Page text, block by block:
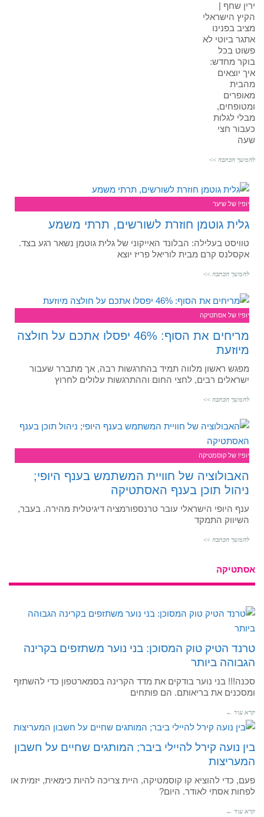
ירין שחף |
הקיץ הישראלי
מציב בפנינו
אתגר ביוטי לא
פשוט בכל
בוקר מחדש:
איך יוצאים
מהבית
מאופרים
ומטופחים,
מבלי לגלות
כעבור חצי
שעה
להמשך הכתבה >>
יופי! של שיער
גלית גוטמן חוזרת לשורשים, תרתי משמע
טוויסט בעלילה: הבלונד האייקוני של גלית גוטמן נשאר רגע בצד.
אקסלנס קרם מבית לוריאל פריז יוצא
להמשך הכתבה >>
יופי! של אסתטיקה
מריחים את הסוף: 46% יפסלו אתכם על חולצה
מיוזעת
מפגש ראשון מלווה תמיד בהתרגשות רבה, אך מתברר שעבור
ישראלים רבים, לחצי החום וההתרגשות עלולים לחרוץ
להמשך הכתבה >>
יופי! של קוסמטיקה
האבולוציה של חוויית המשתמש בענף היופי;
ניהול תוכן בענף האסתטיקה
ענף היופי הישראלי עובר טרנספורמציה דיגיטלית מהירה. בעבר,
השיווק התמקד
להמשך הכתבה >>
אסתטיקה
טרנד הטיק טוק המסוכן: בני נוער משתזפים בקרינה
הגבוהה ביותר
סכנה!!! בני נוער בודקים את מדד הקרינה בסמארטפון כדי להשתזף
ומסכנים את בריאותם. הם פותחים
קרא עוד ←
בין נועה קירל להיילי ביבר; המותגים שחיים על חשבון
המעריצות
פעם, כדי להוציא קו קוסמטיקה, היית צריכה להיות כימאית, יזמית או
לפחות אסתי לאודר. היום?
קרא עוד ←